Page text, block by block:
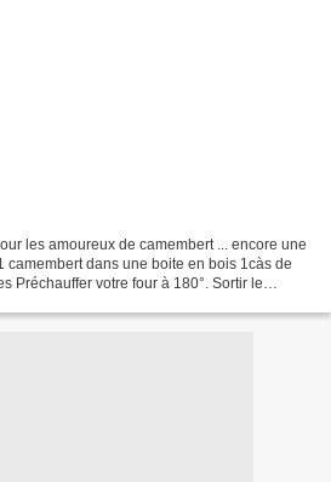
les amoureux de camembert ... encore une
camembert dans une boite en bois 1càs de
Préchauffer votre four à 180°. Sortir le